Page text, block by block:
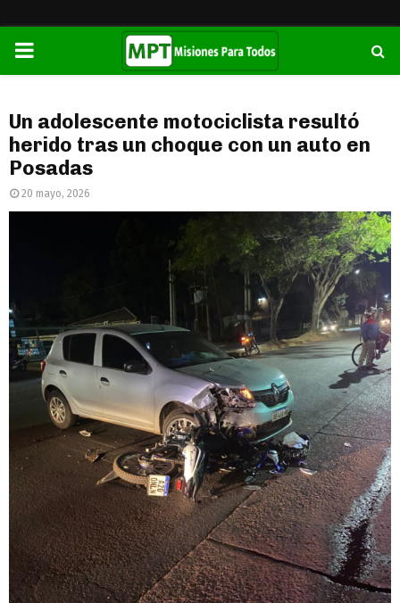
PRIMARY
Un adolescente motociclista resultó
herido tras un choque con un auto en
Posadas
20 mayo, 2026